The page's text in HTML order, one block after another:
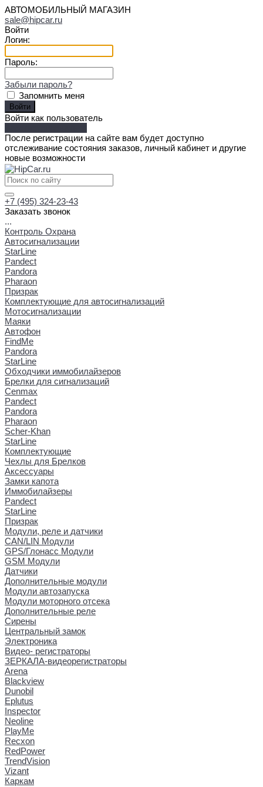
АВТОМОБИЛЬНЫЙ МАГАЗИН
sale@hipcar.ru
Войти
Логин:
Пароль:
Забыли пароль?
Запомнить меня
Войти как пользователь
После регистрации на сайте вам будет доступно
отслеживание состояния заказов, личный кабинет и другие
новые возможности
+7 (495) 324-23-43
Заказать звонок
...
Контроль Охрана
Автосигнализации
StarLine
Pandect
Pandora
Pharaon
Призрак
Комплектующие для автосигнализаций
Мотосигнализации
Маяки
Автофон
FindMe
Pandora
StarLine
Обходчики иммобилайзеров
Брелки для сигнализаций
Cenmax
Pandect
Pandora
Pharaon
Scher-Khan
StarLine
Комплектующие
Чехлы для Брелков
Аксессуары
Замки капота
Иммобилайзеры
Pandect
StarLine
Призрак
Модули, реле и датчики
CAN/LIN Модули
GPS/Глонасс Модули
GSM Модули
Датчики
Дополнительные модули
Модули автозапуска
Модули моторного отсека
Дополнительные реле
Сирены
Центральный замок
Электроника
Видео- регистраторы
ЗЕРКАЛА-видеорегистраторы
Arena
Blackview
Dunobil
Eplutus
Inspector
Neoline
PlayMe
Recxon
RedPower
TrendVision
Vizant
Каркам